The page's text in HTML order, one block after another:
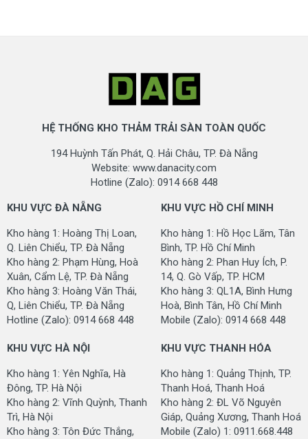
HỆ THỐNG KHO THẢM TRẢI SÀN TOÀN QUỐC
194 Huỳnh Tấn Phát, Q. Hải Châu, TP. Đà Nẵng
Website: www.danacity.com
Hotline (Zalo): 0914 668 448
KHU VỰC ĐÀ NẴNG
Kho hàng 1: Hoàng Thị Loan,
Q. Liên Chiểu, TP. Đà Nẵng
Kho hàng 2: Phạm Hùng, Hoà
Xuân, Cẩm Lệ, TP. Đà Nẵng
Kho hàng 3: Hoàng Văn Thái,
Q, Liên Chiểu, TP. Đà Nẵng
Hotline (Zalo): 0914 668 448
KHU VỰC HỒ CHÍ MINH
Kho hàng 1: Hồ Học Lãm, Tân
Bình, TP. Hồ Chí Minh
Kho hàng 2: Phan Huy Ích, P.
14, Q. Gò Vấp, TP. HCM
Kho hàng 3: QL1A, Bình Hưng
Hoà, Bình Tân, Hồ Chí Minh
Mobile (Zalo): 0914 668 448
KHU VỰC HÀ NỘI
Kho hàng 1: Yên Nghĩa, Hà
Đông, TP. Hà Nội
Kho hàng 2: Vĩnh Quỳnh, Thanh
Trì, Hà Nội
Kho hàng 3: Tôn Đức Thắng,
KHU VỰC THANH HÓA
Kho hàng 1: Quảng Thịnh, TP.
Thanh Hoá, Thanh Hoá
Kho hàng 2: ĐL Võ Nguyên
Giáp, Quảng Xương, Thanh Hoá
Mobile (Zalo) 1: 0911.668.448